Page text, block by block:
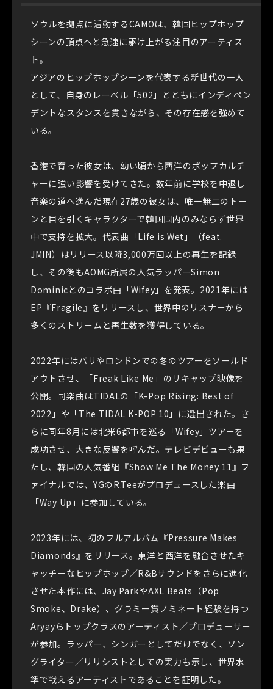
ソウルを拠点に活動するCAMOは、韓国ヒップホップ
シーンの頂点へと急速に駆け上がる注目のアーティス
ト。
アジアのヒップホップシーンを代表する新世代の一人
として、自身のレーベル「502」とともにインディペン
デントなスタンスを貫きながら、その存在感を強めて
いる。
香港で育った彼女は、幼い頃から西洋のポップカルチ
ャーに強い影響を受けてきた。数年前に学校を中退し
音楽の道へ進んだ現在27歳の彼女は、唯一無二のトー
ンと目を引くキャラクターで韓国国内のみならず世界
中で支持を拡大。代表曲「Life is Wet」（feat.
JMIN）はリリース以降3,000万回以上の再生を記録
し、その後もAOMG所属の人気ラッパーSimon
Dominicとのコラボ曲「Wifey」を発表。2021年には
EP『Fragile』をリリースし、世界中のリスナーから
多くのストリームと再生数を獲得している。
2022年にはパリやロンドンでの冬のツアーをソールド
アウトさせ、「Freak Like Me」のリキャップ映像を
公開。同楽曲はTIDALの「K-Pop Rising: Best of
2022」や「The TIDAL K-POP 10」に選出された。さ
らに同年8月には北米6都市を巡る「Wifey」ツアーを
成功させ、大きな反響を呼んだ。テレビデビューも果
たし、韓国の人気番組『Show Me The Money 11』フ
ァイナルでは、YGのR.Teeがプロデュースした楽曲
「Way Up」に参加している。
2023年には、初のフルアルバム『Pressure Makes
Diamonds』をリリース。東洋と西洋を融合させたキ
ャッチーなヒップホップ／R&Bサウンドをさらに進化
させた本作には、Jay ParkやAXL Beats（Pop
Smoke、Drake）、グラミー賞ノミネート経験を持つ
Aryayらトップクラスのアーティスト／プロデューサー
が参加。ラッパー、シンガーとしてだけでなく、ソン
グライター／リリシストとしての実力も示し、世界水
準で戦えるアーティストであることを証明した。